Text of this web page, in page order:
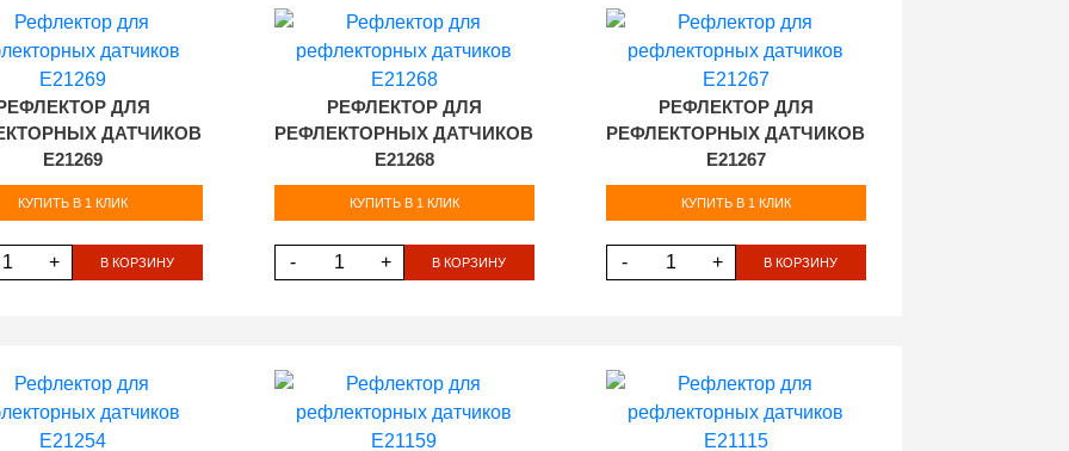
ДЛЯ
ДАТЧИКОВ
E21269
КУПИТЬ В 1 КЛИК
+ В КОРЗИНУ
РЕФЛЕКТОР ДЛЯ
РЕФЛЕКТОРНЫХ ДАТЧИКОВ
E21268
КУПИТЬ В 1 КЛИК
- + В КОРЗИНУ
РЕФЛЕКТОР ДЛЯ
РЕФЛЕКТОРНЫХ ДАТЧИКОВ
E21267
КУПИТЬ В 1 КЛИК
- + В КОРЗИНУ